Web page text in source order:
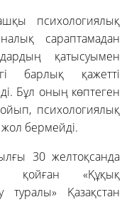
психологиялық
сараптамадан
қатысуымен
барлық қажетті
Бұл оның көптеген
психологиялық
бермейді.
30 желтоқсанда
қойған «Құқық
Қазақстан